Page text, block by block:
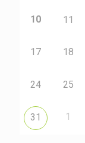
10 11
17 18
24 25
31 1